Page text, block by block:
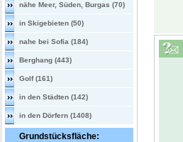
nähe Meer, Süden, Burgas (70)
in Skigebieten (50)
nahe bei Sofia (184)
Berghang (443)
Golf (161)
in den Städten (142)
in den Dörfern (1408)
Grundstücksfläche: